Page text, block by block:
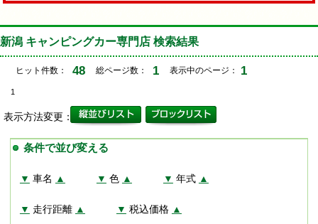
新潟 キャンピングカー専門店 検索結果
ヒット件数： 48 総ページ数： 1 表示中のページ： 1
1
表示方法変更：
条件で並び変える
▼ 車名 ▲ ▼ 色 ▲ ▼ 年式 ▲
▼ 走行距離 ▲ ▼ 税込価格 ▲